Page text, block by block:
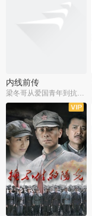
内线前传
全38集